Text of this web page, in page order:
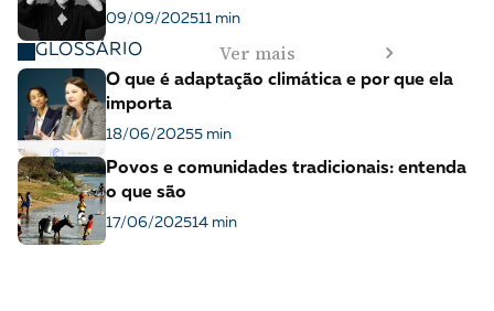
09/09/202511 min
GLOSSÁRIO Ver mais
O que é adaptação climática e por que ela
importa
18/06/20255 min
Povos e comunidades tradicionais: entenda
o que são
17/06/202514 min